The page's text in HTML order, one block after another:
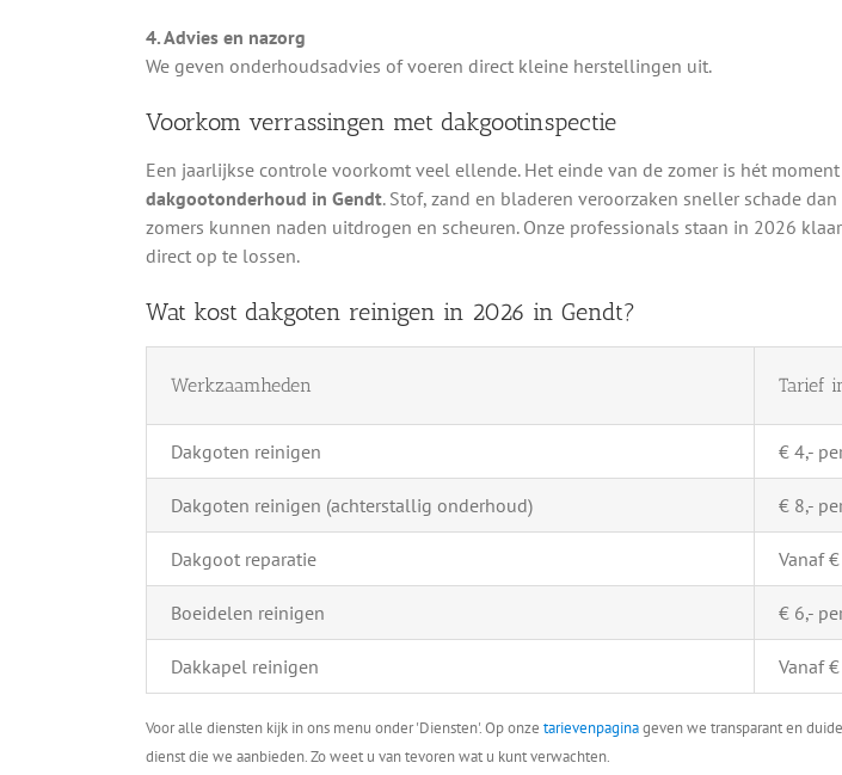
4. Advies en nazorg
We geven onderhoudsadvies of voeren direct kleine herstellingen uit.
Voorkom verrassingen met dakgootinspectie
Een jaarlijkse controle voorkomt veel ellende. Het einde van de zomer is hét
dakgootonderhoud in Gendt. Stof, zand en bladeren veroorzaken sneller schade
zomers kunnen naden uitdrogen en scheuren. Onze professionals staan in 2026
direct op te lossen.
Wat kost dakgoten reinigen in 2026 in Gendt?
Werkzaamheden Tarief
Dakgoten reinigen € 4,-
Dakgoten reinigen (achterstallig onderhoud) € 8,-
Dakgoot reparatie Vanaf
Boeidelen reinigen € 6,-
Dakkapel reinigen Vanaf
Voor alle diensten kijk in ons menu onder 'Diensten'. Op onze tarievenpaginageven we transparant en
dienst die we aanbieden. Zo weet u van tevoren wat u kunt verwachten.